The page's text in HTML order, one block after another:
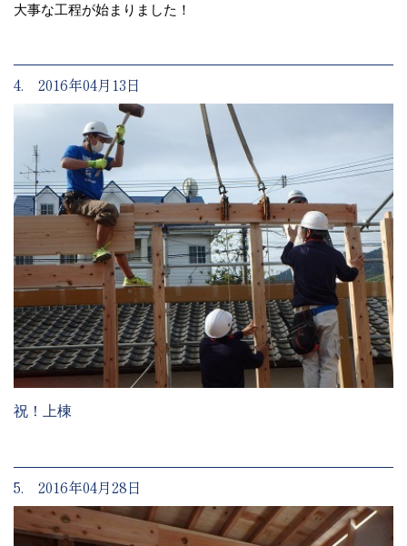
大事な工程が始まりました！
4. 2016年04月13日
祝！上棟
5. 2016年04月28日